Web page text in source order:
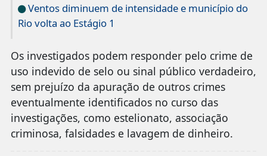
Ventos diminuem de intensidade e município do
Rio volta ao Estágio 1
Os investigados podem responder pelo crime de
uso indevido de selo ou sinal público verdadeiro,
sem prejuízo da apuração de outros crimes
eventualmente identificados no curso das
investigações, como estelionato, associação
criminosa, falsidades e lavagem de dinheiro.